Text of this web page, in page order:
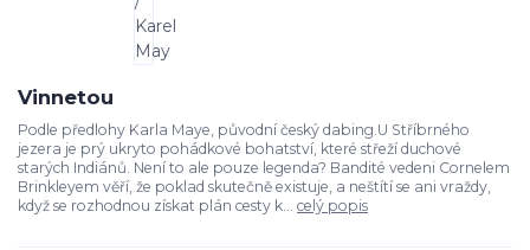
Vinnetou
Podle předlohy Karla Maye, původní český dabing.U Stříbrného
jezera je prý ukryto pohádkové bohatství, které střeží duchové
starých Indiánů. Není to ale pouze legenda? Bandité vedeni Cornelem
Brinkleyem věří, že poklad skutečně existuje, a neštítí se ani vraždy,
když se rozhodnou získat plán cesty k... celý popis